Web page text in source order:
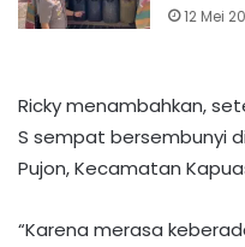
12 Mei
Ricky menambahkan,
S sempat bersembunyi
Pujon, Kecamatan
“Karena merasa